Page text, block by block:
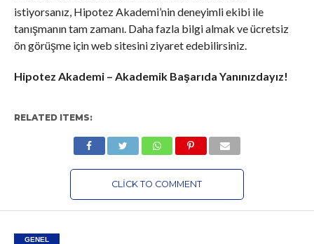
istiyorsanız, Hipotez Akademi’nin deneyimli ekibi ile
tanışmanın tam zamanı. Daha fazla bilgi almak ve ücretsiz
ön görüşme için web sitesini ziyaret edebilirsiniz.
Hipotez Akademi – Akademik Başarıda Yanınızdayız!
RELATED ITEMS:
CLICK TO COMMENT
GENEL